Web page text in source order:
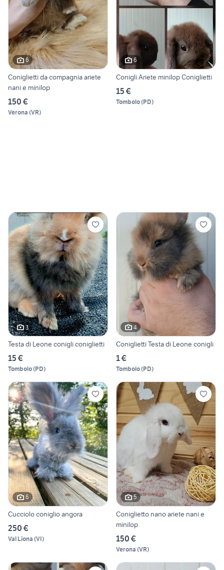
6
Coniglietti da compagnia ariete
nani e minilop
150 €
Verona (VR)
6
Conigli Ariete minilop Coniglietti
15 €
Tombolo(PD)
3
Testa di Leone conigli coniglietti
15 €
Tombolo(PD)
4
Coniglietti Testa di Leone conigli
1 €
Tombolo(PD)
6
Cucciolo coniglio angora
250 €
Val Liona (VI)
5
Coniglietto nano ariete nani e
minilop
150 €
Verona (VR)